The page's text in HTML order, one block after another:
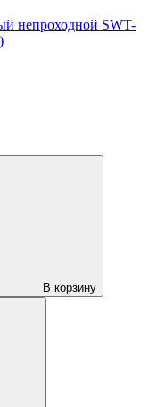
непроходной SWT-
В корзину